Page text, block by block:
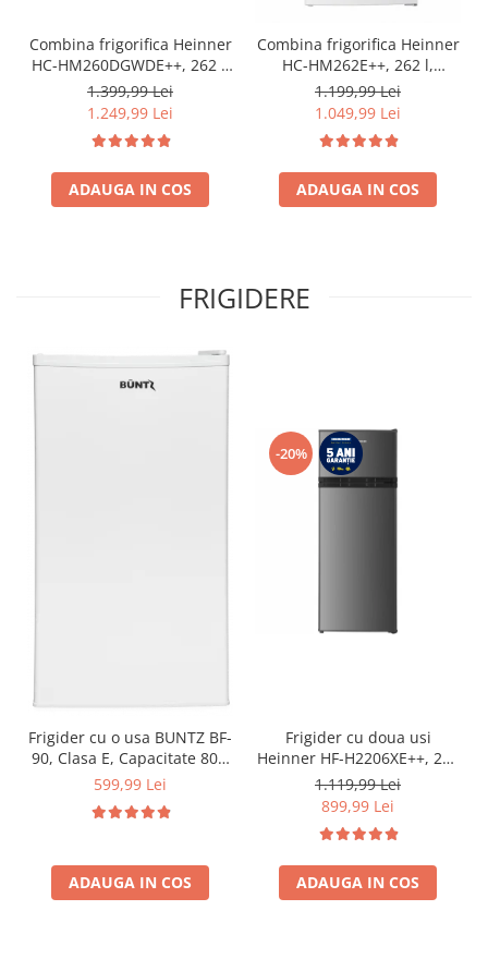
Combina frigorifica Heinner
HC-HM260DGWDE++, 262 l,
Clasa E, Dozator de apa,
Control electronic cu
cm, Gri antracit texturat
1.399,99 Lei
1.249,99 Lei
ADAUGA IN COS
Combina frigorifica Heinner
HC-HM262E++, 262 l,
Control electronic,
Iluminare LED, Usi
cm, Alb
1.199,99 Lei
1.049,99 Lei
ADAUGA IN COS
FRIGIDERE
Frigider cu o usa BUNTZ BF-
90, Clasa E, Capacitate 80L,
Iluminare interioara,
cm, Alb
599,99 Lei
ADAUGA IN COS
-20%
Frigider cu doua usi
Heinner HF-H2206XE++, 206
l, Clasa E, lumina LED, 3
rafturi de sticla, H 143 cm,
Inox
1.119,99 Lei
899,99 Lei
ADAUGA IN COS